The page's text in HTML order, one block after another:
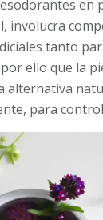
en
involucra
tanto
ello que la
alternativa
para